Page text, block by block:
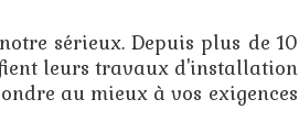
sérieux. Depuis plus de 10
leurs travaux d'installation
au mieux à vos exigences